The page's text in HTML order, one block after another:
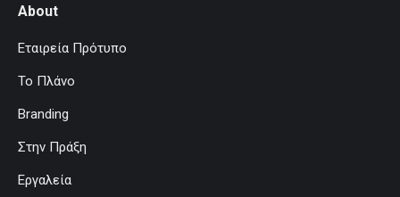
About
Εταιρεία Πρότυπο
Το Πλάνο
Branding
Στην Πράξη
Εργαλεία